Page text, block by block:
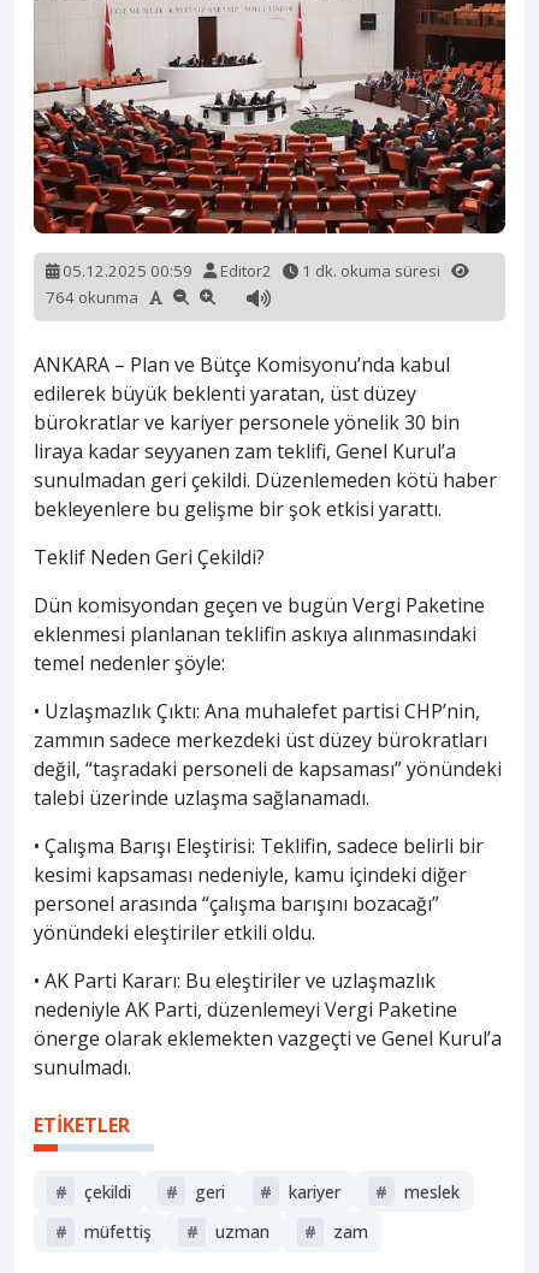
05.12.2025 00:59 Editor2
1 dk. okuma süresi
764 okunma
ANKARA – Plan ve Bütçe Komisyonu’nda kabul
edilerek büyük beklenti yaratan, üst düzey
bürokratlar ve kariyer personele yönelik 30 bin
liraya kadar seyyanen zam teklifi, Genel Kurul’a
sunulmadan geri çekildi. Düzenlemeden kötü haber
bekleyenlere bu gelişme bir şok etkisi yarattı.
Teklif Neden Geri Çekildi?
Dün komisyondan geçen ve bugün Vergi Paketine
eklenmesi planlanan teklifin askıya alınmasındaki
temel nedenler şöyle:
• Uzlaşmazlık Çıktı: Ana muhalefet partisi CHP’nin,
zammın sadece merkezdeki üst düzey bürokratları
değil, “taşradaki personeli de kapsaması” yönündeki
talebi üzerinde uzlaşma sağlanamadı.
• Çalışma Barışı Eleştirisi: Teklifin, sadece belirli bir
kesimi kapsaması nedeniyle, kamu içindeki diğer
personel arasında “çalışma barışını bozacağı”
yönündeki eleştiriler etkili oldu.
• AK Parti Kararı: Bu eleştiriler ve uzlaşmazlık
nedeniyle AK Parti, düzenlemeyi Vergi Paketine
önerge olarak eklemekten vazgeçti ve Genel Kurul’a
sunulmadı.
ETİKETLER
# çekildi # geri # kariyer #
meslek
#
müfettiş # uzman # zam